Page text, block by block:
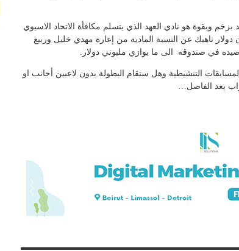
وبقوة هو نادي العهد الذي يتسلم مكافأة الاتحاد الاسيوي
ناهيك عن النسبة المادية من إعارة مهدي خليل وربيع
في صندوقه الى ما يوازي مليوني دولار.
التنشيطية وهل ستقام البطولة بدون لاعبين أجانب او
بعد الفاصل…